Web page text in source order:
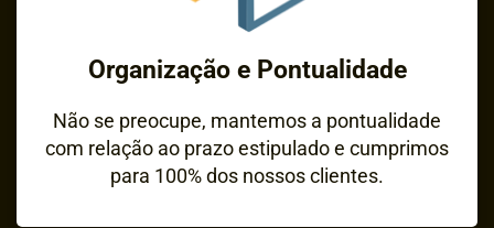
Organização e Pontualidade
Não se preocupe, mantemos a pontualidade
com relação ao prazo estipulado e cumprimos
para 100% dos nossos clientes.